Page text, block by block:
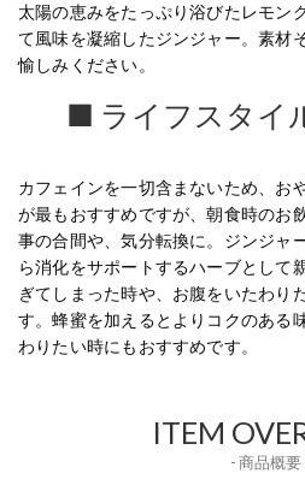
太陽の恵みをたっぷり浴びたレモン
て風味を凝縮したジンジャー。素材
愉しみください。
■ ライフスタイ
カフェインを一切含まないため、お
が最もおすすめですが、朝食時のお
事の合間や、気分転換に。ジンジャ
ら消化をサポートするハーブとして
ぎてしまった時や、お腹をいたわり
す。蜂蜜を加えるとよりコクのある
わりたい時にもおすすめです。
ITEM
- 商品概要